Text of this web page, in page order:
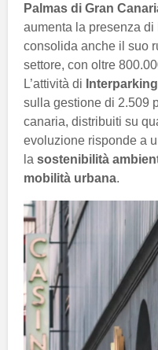
Palmas di Gran
aumenta la presenza di
consolida anche il suo
settore, con oltre
L’attività di Interparking
sulla gestione di 2.509
canaria, distribuiti su
evoluzione risponde a
la sostenibilità
mobilità urbana.